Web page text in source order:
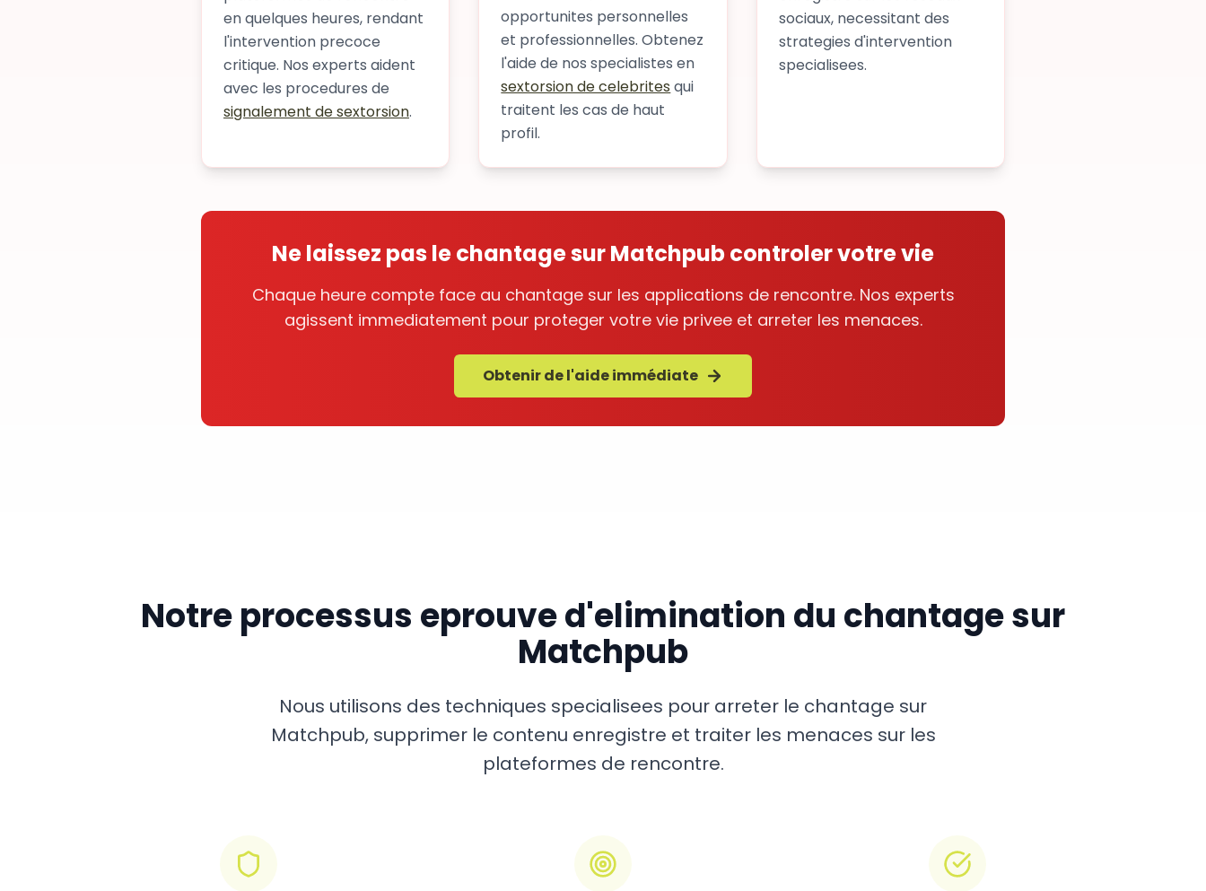
en quelques heures, rendant
l'intervention precoce
critique. Nos experts aident
avec les procedures de
signalement de sextorsion.
opportunites personnelles
et professionnelles. Obtenez
l'aide de nos specialistes en
sextorsion de celebrites qui
traitent les cas de haut
profil.
sociaux, necessitant des
strategies d'intervention
specialisees.
Ne laissez pas le chantage sur Matchpub controler votre vie
Chaque heure compte face au chantage sur les applications de rencontre. Nos experts
agissent immediatement pour proteger votre vie privee et arreter les menaces.
Obtenir de l'aide immédiate
Notre processus eprouve d'elimination du chantage sur
Matchpub
Nous utilisons des techniques specialisees pour arreter le chantage sur
Matchpub, supprimer le contenu enregistre et traiter les menaces sur les
plateformes de rencontre.